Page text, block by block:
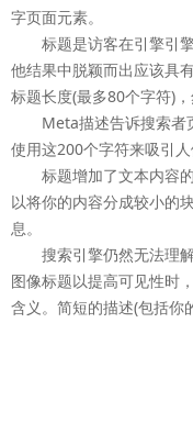
字页面元素。
标题是访客在引擎引擎
他结果中脱颖而出应该具
标题长度(最多80个字符)
Meta描述告诉搜索者
使用这200个字符来吸引
标题增加了文本内容的
以将你的内容分成较小的
息。
搜索引擎仍然无法理解
图像标题以提高可见性时
含义。简短的描述(包括你